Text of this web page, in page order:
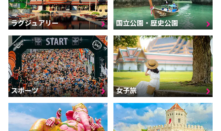
ラグジュアリー 国立公園・歴史公園
スポーツ 女子旅